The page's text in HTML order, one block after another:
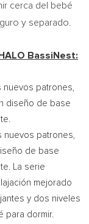
cerca del bebé
y separado.
BassiNest:
nuevos patrones,
diseño de base
nuevos patrones,
de base
La serie
mejorado
y dos niveles
para dormir.